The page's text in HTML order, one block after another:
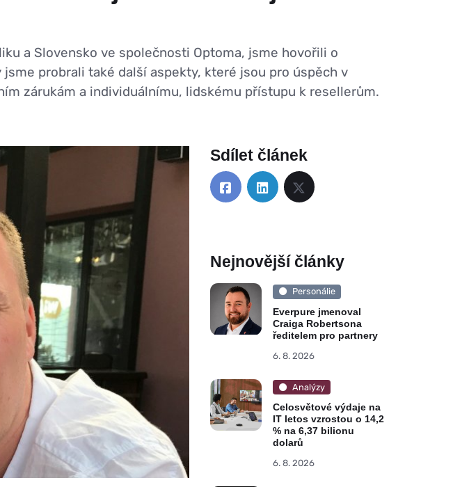
a Slovensko ve společnosti Optoma, jsme hovořili o
probrali také další aspekty, které jsou pro úspěch v
zárukám a individuálnímu, lidskému přístupu k resellerům.
Sdílet článek
Nejnovější články
Personálie
Everpure jmenoval
Craiga Robertsona
ředitelem pro partnery
6. 8. 2026
Analýzy
Celosvětové výdaje na
IT letos vzrostou o 14,2
% na 6,37 bilionu
dolarů
6. 8. 2026